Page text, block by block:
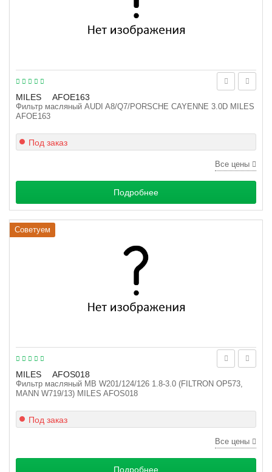
MILES AFOE163
Фильтр масляный AUDI A8/Q7/PORSCHE CAYENNE 3.0D MILES
AFOE163
Под заказ
Все цены
Подробнее
MILES AFOS018
Фильтр масляный MB W201/124/126 1.8-3.0 (FILTRON OP573,
MANN W719/13) MILES AFOS018
Советуем
Под заказ
Все цены
Подробнее